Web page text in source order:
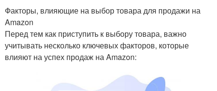
Факторы, влияющие на выбор товара для продажи на
Amazon
Перед тем как приступить к выбору товара, важно
учитывать несколько ключевых факторов, которые
влияют на успех продаж на Amazon: